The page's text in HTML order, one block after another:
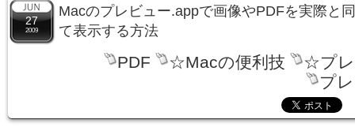
27
2009
Macのプレビュー.appで画像やPDFを実際と
て表示する方法
PDF ☆Macの便利技
☆プレ
プ